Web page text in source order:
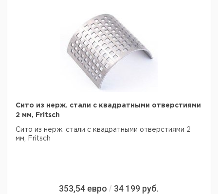
Сито из нерж. стали с квадратными отверстиями
2 мм, Fritsch
Сито из нерж. стали с квадратными отверстиями 2
мм, Fritsch
353,54 евро / 34 199 руб.